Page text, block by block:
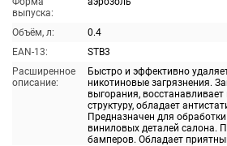
выпуска:
Объём, л:
0.4
EAN-13:
STB3
Расширенное
описание:
Быстро и эффективно
никотиновые загрязнения.
выгорания,
структуру, обладает
Предназначен для
виниловых деталей салона.
бамперов. Обладает